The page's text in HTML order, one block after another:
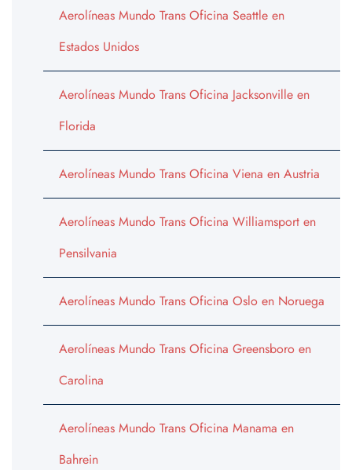
Aerolíneas Mundo Trans Oficina Seattle en
Estados Unidos
Aerolíneas Mundo Trans Oficina Jacksonville en
Florida
Aerolíneas Mundo Trans Oficina Viena en Austria
Aerolíneas Mundo Trans Oficina Williamsport en
Pensilvania
Aerolíneas Mundo Trans Oficina Oslo en Noruega
Aerolíneas Mundo Trans Oficina Greensboro en
Carolina
Aerolíneas Mundo Trans Oficina Manama en
Bahrein